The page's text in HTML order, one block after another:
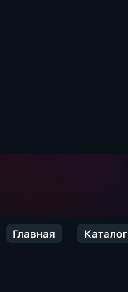
Главная Каталог